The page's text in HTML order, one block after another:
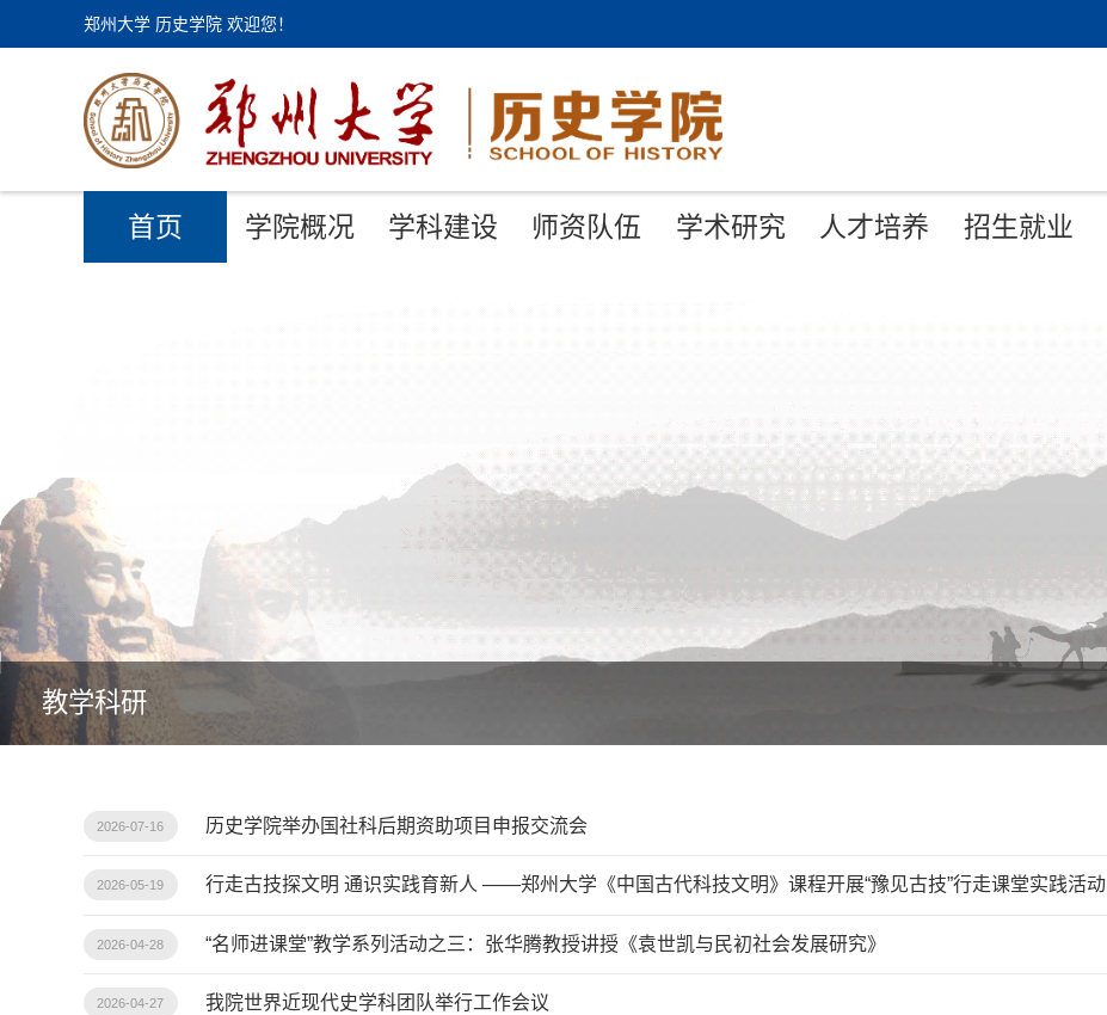
郑州大学 历史学院 欢迎您！
首页 学院概况 学科建设 师资队伍 学术研究 人才培养 招生就业
教学科研
2026-07-16 历史学院举办国社科后期资助项目申报交流会
2026-05-19 行走古技探文明 通识实践育新人 ——郑州大学《中国古代科技文明》课程开展“豫见古技”行走课堂实践活动
2026-04-28 “名师进课堂”教学系列活动之三：张华腾教授讲授《袁世凯与民初社会发展研究》
2026-04-27 我院世界近现代史学科团队举行工作会议